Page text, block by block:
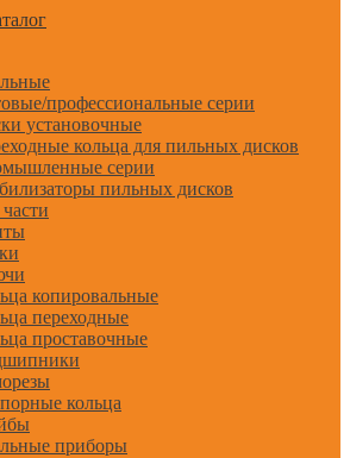
профессиональные серии
установочные
кольца для пильных дисков
серии
пильных дисков
копировальные
переходные
проставочные
кольца
приборы